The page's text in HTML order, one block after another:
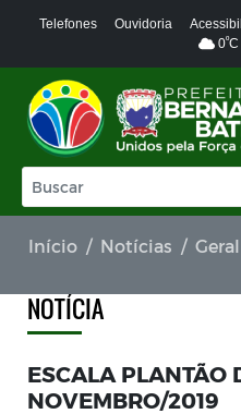
Telefones Ouvidoria
0ºC
Início Notícias Geral
NOTÍCIA
ESCALA PLANTÃO
NOVEMBRO/2019